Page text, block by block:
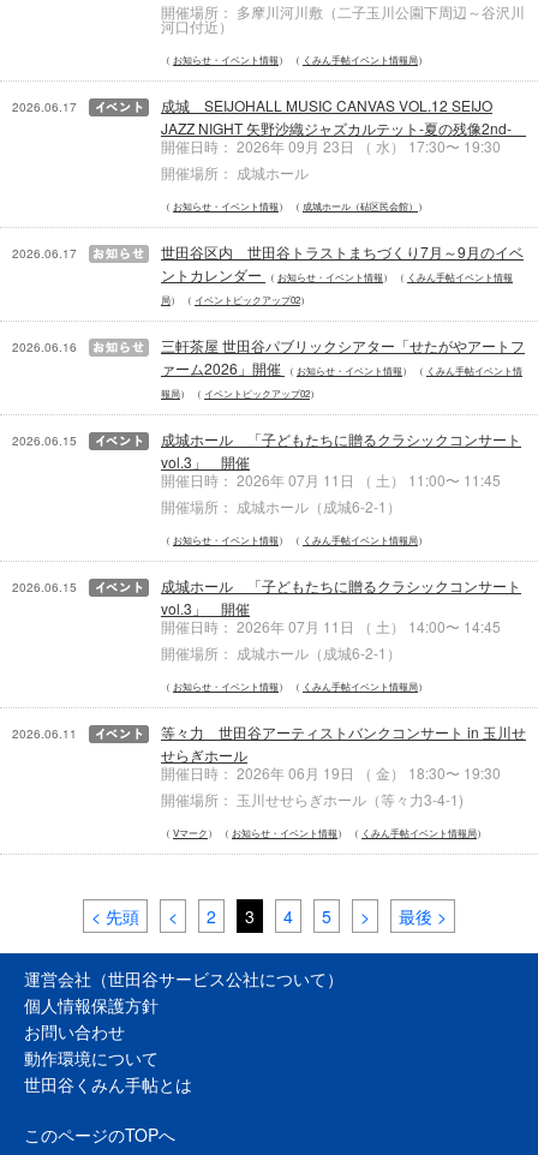
開催場所： 多摩川河川敷（二子玉川公園下周辺～谷沢川
河口付近）
お知らせ・イベント情報 くみん手帖イベント情報局
2026.06.17
成城 SEIJOHALL MUSIC CANVAS VOL.12 SEIJO
JAZZ NIGHT 矢野沙織ジャズカルテット-夏の残像2nd-
開催日時： 2026年 09月 23日 （ 水） 17:30〜 19:30
開催場所： 成城ホール
お知らせ・イベント情報 成城ホール（砧区民会館）
2026.06.17
世田谷区内 世田谷トラストまちづくり7月～9月のイベ
ントカレンダー
お知らせ・イベント情報
くみん手帖イベント情報
局
イベントピックアップ02
2026.06.16
三軒茶屋 世田谷パブリックシアター「せたがやアートフ
ァーム2026」開催
お知らせ・イベント情報
くみん手帖イベント情
報局
イベントピックアップ02
2026.06.15
成城ホール 「子どもたちに贈るクラシックコンサート
vol.3」 開催
開催日時： 2026年 07月 11日 （ 土） 11:00〜 11:45
開催場所： 成城ホール（成城6-2-1）
お知らせ・イベント情報 くみん手帖イベント情報局
2026.06.15
成城ホール 「子どもたちに贈るクラシックコンサート
vol.3」 開催
開催日時： 2026年 07月 11日 （ 土） 14:00〜 14:45
開催場所： 成城ホール（成城6-2-1）
お知らせ・イベント情報 くみん手帖イベント情報局
2026.06.11
等々力 世田谷アーティストバンクコンサート in 玉川せ
せらぎホール
開催日時： 2026年 06月 19日 （ 金） 18:30〜 19:30
開催場所： 玉川せせらぎホール（等々力3-4-1)
Vマーク お知らせ・イベント情報 くみん手帖イベント情報局
< 先頭 < 2 3 4 5 > 最後 >
運営会社（世田谷サービス公社について）
個人情報保護方針
お問い合わせ
動作環境について
世田谷くみん手帖とは
このページのTOPへ